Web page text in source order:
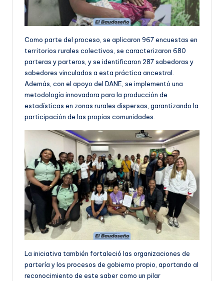
Como parte del proceso, se aplicaron 967 encuestas en
territorios rurales colectivos, se caracterizaron 680
parteras y parteros, y se identificaron 287 sabedoras y
sabedores vinculados a esta práctica ancestral.
Además, con el apoyo del DANE, se implementó una
metodología innovadora para la producción de
estadísticas en zonas rurales dispersas, garantizando la
participación de las propias comunidades.
La iniciativa también fortaleció las organizaciones de
partería y los procesos de gobierno propio, aportando al
reconocimiento de este saber como un pilar